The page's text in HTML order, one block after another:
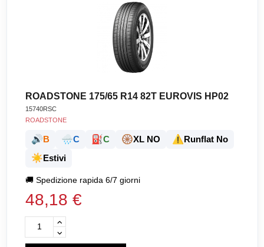
ROADSTONE 175/65 R14 82T EUROVIS HP02
15740RSC
ROADSTONE
🔊B 🌧️C ⛽C 🛞XL NO ⚠️Runflat No
☀️Estivi
🚚Spedizione rapida 6/7 giorni
48,18 €